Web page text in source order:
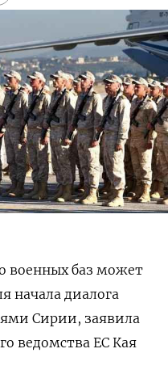
военных баз может
начала диалога
Сирии, заявила
ведомства ЕС Кая